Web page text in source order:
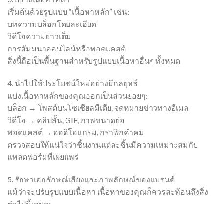
เริ่มต้นด้วยรูปแบบ “เนื้อหาหลัก” เช่น:
บทความบล็อกโดยละเอียด
วิดีโอความยาวเต็ม
การสัมมนาออนไลน์หรือพอดแคสต์
สิ่งนี้ถือเป็นพื้นฐานสำหรับรูปแบบเนื้อหาอื่นๆ ทั้งหมด
4. นำไปใช้ประโยชน์ใหม่อย่างมีกลยุทธ์
แบ่งเนื้อหาหลักของคุณออกเป็นส่วนย่อยๆ:
บล็อก → โพสต์บนโซเชียลมีเดีย, จดหมายข่าวทางอีเมล
วิดีโอ → คลิปสั้น, GIF, ภาพขนาดย่อ
พอดแคสต์ → ออดิโอแกรม, กราฟิกคำคม
ตรวจสอบให้แน่ใจว่าชิ้นงานแต่ละชิ้นมีความเหมาะสมกับ
แพลตฟอร์มที่เผยแพร่
5. รักษาเอกลักษณ์เสียงและภาพลักษณ์ของแบรนด์
แม้ว่าจะปรับรูปแบบเนื้อหา เนื้อหาของคุณก็ควรสะท้อนถึงสิ่ง